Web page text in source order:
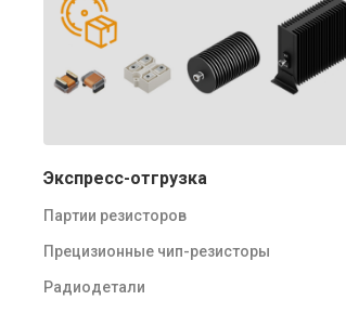
Экспресс-отгрузка
Партии резисторов
Прецизионные чип-резисторы
Радиодетали